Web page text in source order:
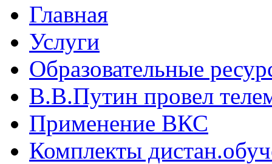
Главная
Услуги
Образовательные
В.B.Путин провел
Применение ВКС
Комплекты